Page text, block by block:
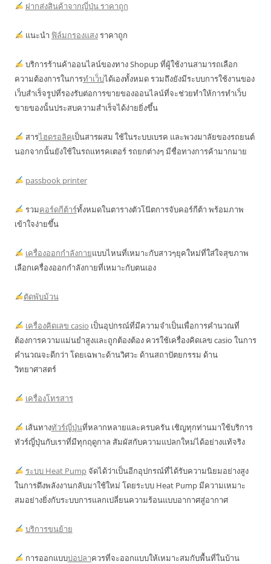
ฝากส่งสินค้าจากญี่ปุ่น ราคาถูก
แนะนำ ฟิล์มกรองแสงราคาถูก
บริการร้านค้าออนไลน์ของทาง Shopup ที่ผู้ใช้งานสามารถเลือก
ความต้องการในการทำเว็บได้เองทั้งหมด รวมถึงยังมีระบบการใช้งานของ
เว็บสำเร็จรูปที่รองรับต่อการขายของออนไลน์ที่จะช่วยทำให้การทำเว็บ
ขายของนั้นประสบความสำเร็จได้ง่ายยิ่งขึ้น
สารไฮดรอลิคเป็นสารผสม ใช้ในระบบเบรค และพวงมาลัยของรถยนต์
นอกจากนั้นยังใช้ในรถแทรคเตอร์ รถยกต่างๆ มีชื่อทางการค้ามากมาย
passbook printer
รวมคอร์ดกีต้าร์ทั้งหมดในตารางตัวโน๊ตการจับคอร์กีต้า พร้อมภาพ
เข้าใจง่ายขึ้น
เครื่องออกกำลังกายแบบไหนที่เหมาะกับสาวๆยุคใหม่ที่ใส่ใจสุขภาพ
เลือกเครื่องออกกำลังกายที่เหมาะกับตนเอง
ตัดพับม้วน
เครื่องคิดเลข casio เป็นอุปกรณ์ที่มีความจำเป็นเพื่อการคำนวณที่
ต้องการความแม่นยำสูงและถูกต้องต้อง ควรใช้เครื่องคิดเลข casio ในการ
คำนวณจะดีกว่า โดยเฉพาะด้านวิศวะ ด้านสถาปัตยกรรม ด้าน
วิทยาศาสตร์
เครื่องโทรสาร
เส้นทางทัวร์ญี่ปุ่นที่หลากหลายและครบครัน เชิญทุกท่านมาใช้บริการ
ทัวร์ญี่ปุ่นกับเราที่มีทุกฤดูกาล สัมผัสกับความแปลกใหม่ได้อย่างแท้จริง
ระบบ Heat Pumpจัดได้ว่าเป็นอีกอุปกรณ์ที่ได้รับความนิยมอย่างสูง
ในการดึงพลังงานกลับมาใช้ใหม่ โดยระบบ Heat Pump มีความเหมาะ
สมอย่างยิ่งกับระบบการแลกเปลี่ยนความร้อนแบบอากาศสู่อากาศ
บริการขนย้าย
การออกแบบบ่อปลาควรที่จะออกแบบให้เหมาะสมกับพื้นที่ในบ้าน